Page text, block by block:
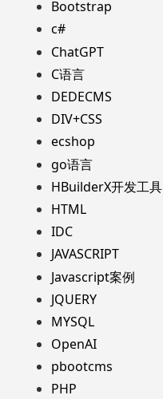
Bootstrap
c#
ChatGPT
C语言
DEDECMS
DIV+CSS
ecshop
go语言
HBuilderX开发工具
HTML
IDC
JAVASCRIPT
Javascript案例
JQUERY
MYSQL
OpenAI
pbootcms
PHP